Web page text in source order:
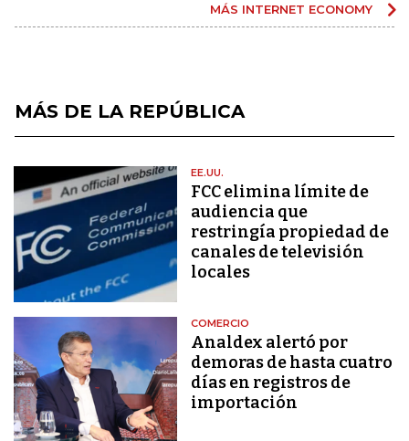
MÁS INTERNET ECONOMY
MÁS DE LA REPÚBLICA
EE.UU.
FCC elimina límite de
audiencia que
restringía propiedad de
canales de televisión
locales
COMERCIO
Analdex alertó por
demoras de hasta cuatro
días en registros de
importación